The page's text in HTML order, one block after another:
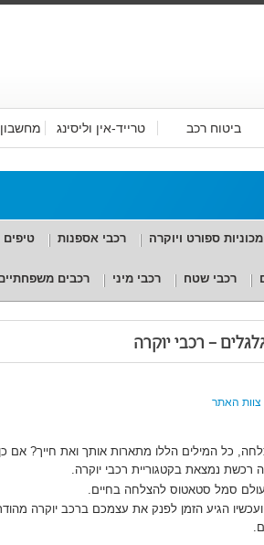
ביטוח רכב טרייד-אין וליסינג
מכוניות ספורט ויוקרה רכבי אספנות טיפים
רכבי שטח רכבי מיני רכבים
– רכבי יוקרה
כל המילים הללו מתארות אותך ואת חייך? אם
רכשת נמצאת בקטגוריית רכבי יוקרה.
סמל סטאטוס להצלחה בחיים.
הגיע הזמן לפנק את עצמכם ברכב יוקרה